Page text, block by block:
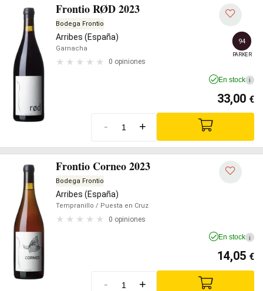
Frontio RØD 2023
Bodega Frontio
Arribes (España)
Garnacha
0 opiniones
94
PARKER
En stock i
33,00 €
- +
Frontio Corneo 2023
Bodega Frontio
Arribes (España)
Tempranillo / Puesta en Cruz
0 opiniones
En stock i
14,05 €
- +